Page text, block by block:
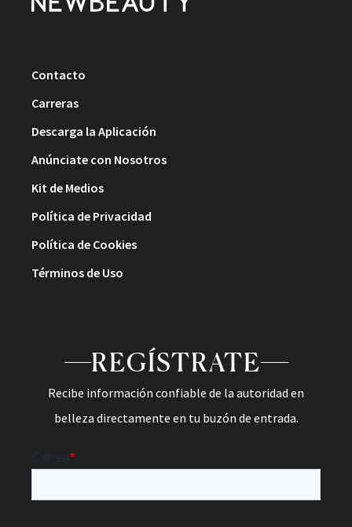
Contacto
Carreras
Descarga la Aplicación
Anúnciate con Nosotros
Kit de Medios
Política de Privacidad
Política de Cookies
Términos de Uso
REGÍSTRATE
Recibe información confiable de la autoridad en
belleza directamente en tu buzón de entrada.